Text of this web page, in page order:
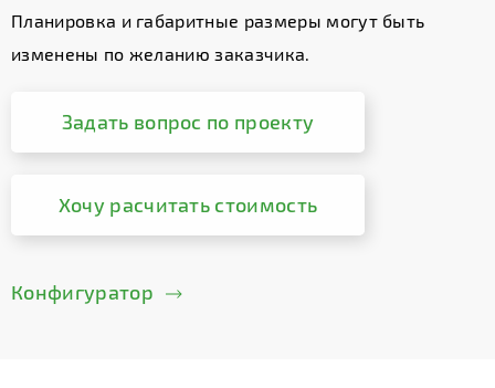
Планировка и габаритные размеры могут быть
изменены по желанию заказчика.
Задать вопрос по проекту
Хочу расчитать стоимость
Конфигуратор